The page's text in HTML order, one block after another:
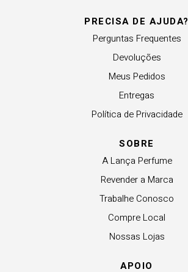
PRECISA DE AJUDA?
Perguntas Frequentes
Devoluções
Meus Pedidos
Entregas
Política de Privacidade
SOBRE
A Lança Perfume
Revender a Marca
Trabalhe Conosco
Compre Local
Nossas Lojas
APOIO